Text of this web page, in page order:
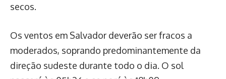
secos.
Os ventos em Salvador deverão ser fracos a
moderados, soprando predominantemente da
direção sudeste durante todo o dia. O sol